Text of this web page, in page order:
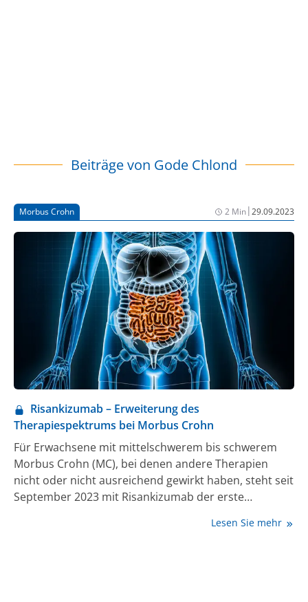
Beiträge von Gode Chlond
Morbus Crohn 2 Min|29.09.2023
Risankizumab – Erweiterung des
Therapiespektrums bei Morbus Crohn
Für Erwachsene mit mittelschwerem bis schwerem
Morbus Crohn (MC), bei denen andere Therapien
nicht oder nicht ausreichend gewirkt haben, steht seit
September 2023 mit Risankizumab der erste
Lesen Sie mehr